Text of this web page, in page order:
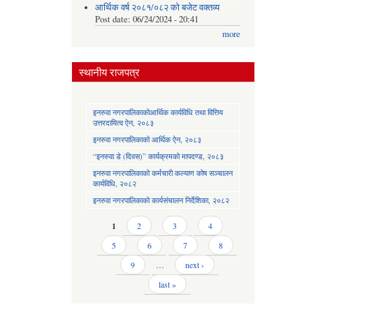
आर्थिक वर्ष २०८१/०८२ को बजेट वक्तव्य
Post date: 06/24/2024 - 20:41
more
स्थानीय राजपत्र
इनरुवा नगरपालिकाकोआर्थिक कार्यविधि तथा वित्तिय
उत्तरदायित्व ऐन, २०८३
इनरुवा नगरपालिकाको आर्थिक ऐन, २०८३
“इनरुवा डे (दिवस)” कार्यक्रमको मापदण्ड, २०८३
इनरुवा नगरपालिकाको कर्मचारी कल्याण कोष सञ्चालन
कार्यविधि, २०८२
इनरुवा नगरपालिकाको कार्यसंचालन निर्देशिका, २०८२
Pages1 2 3
4
5
6 7
8
9
…
next ›
last »